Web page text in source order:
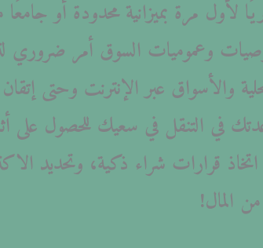
لأول مرة بميزانية محدودة أو
وعموميات السوق أمر
والأسواق عبر الإنترنت وحتى
في التنقل في سعيك للحصول
قرارات شراء ذكية، وتحديد
المال!